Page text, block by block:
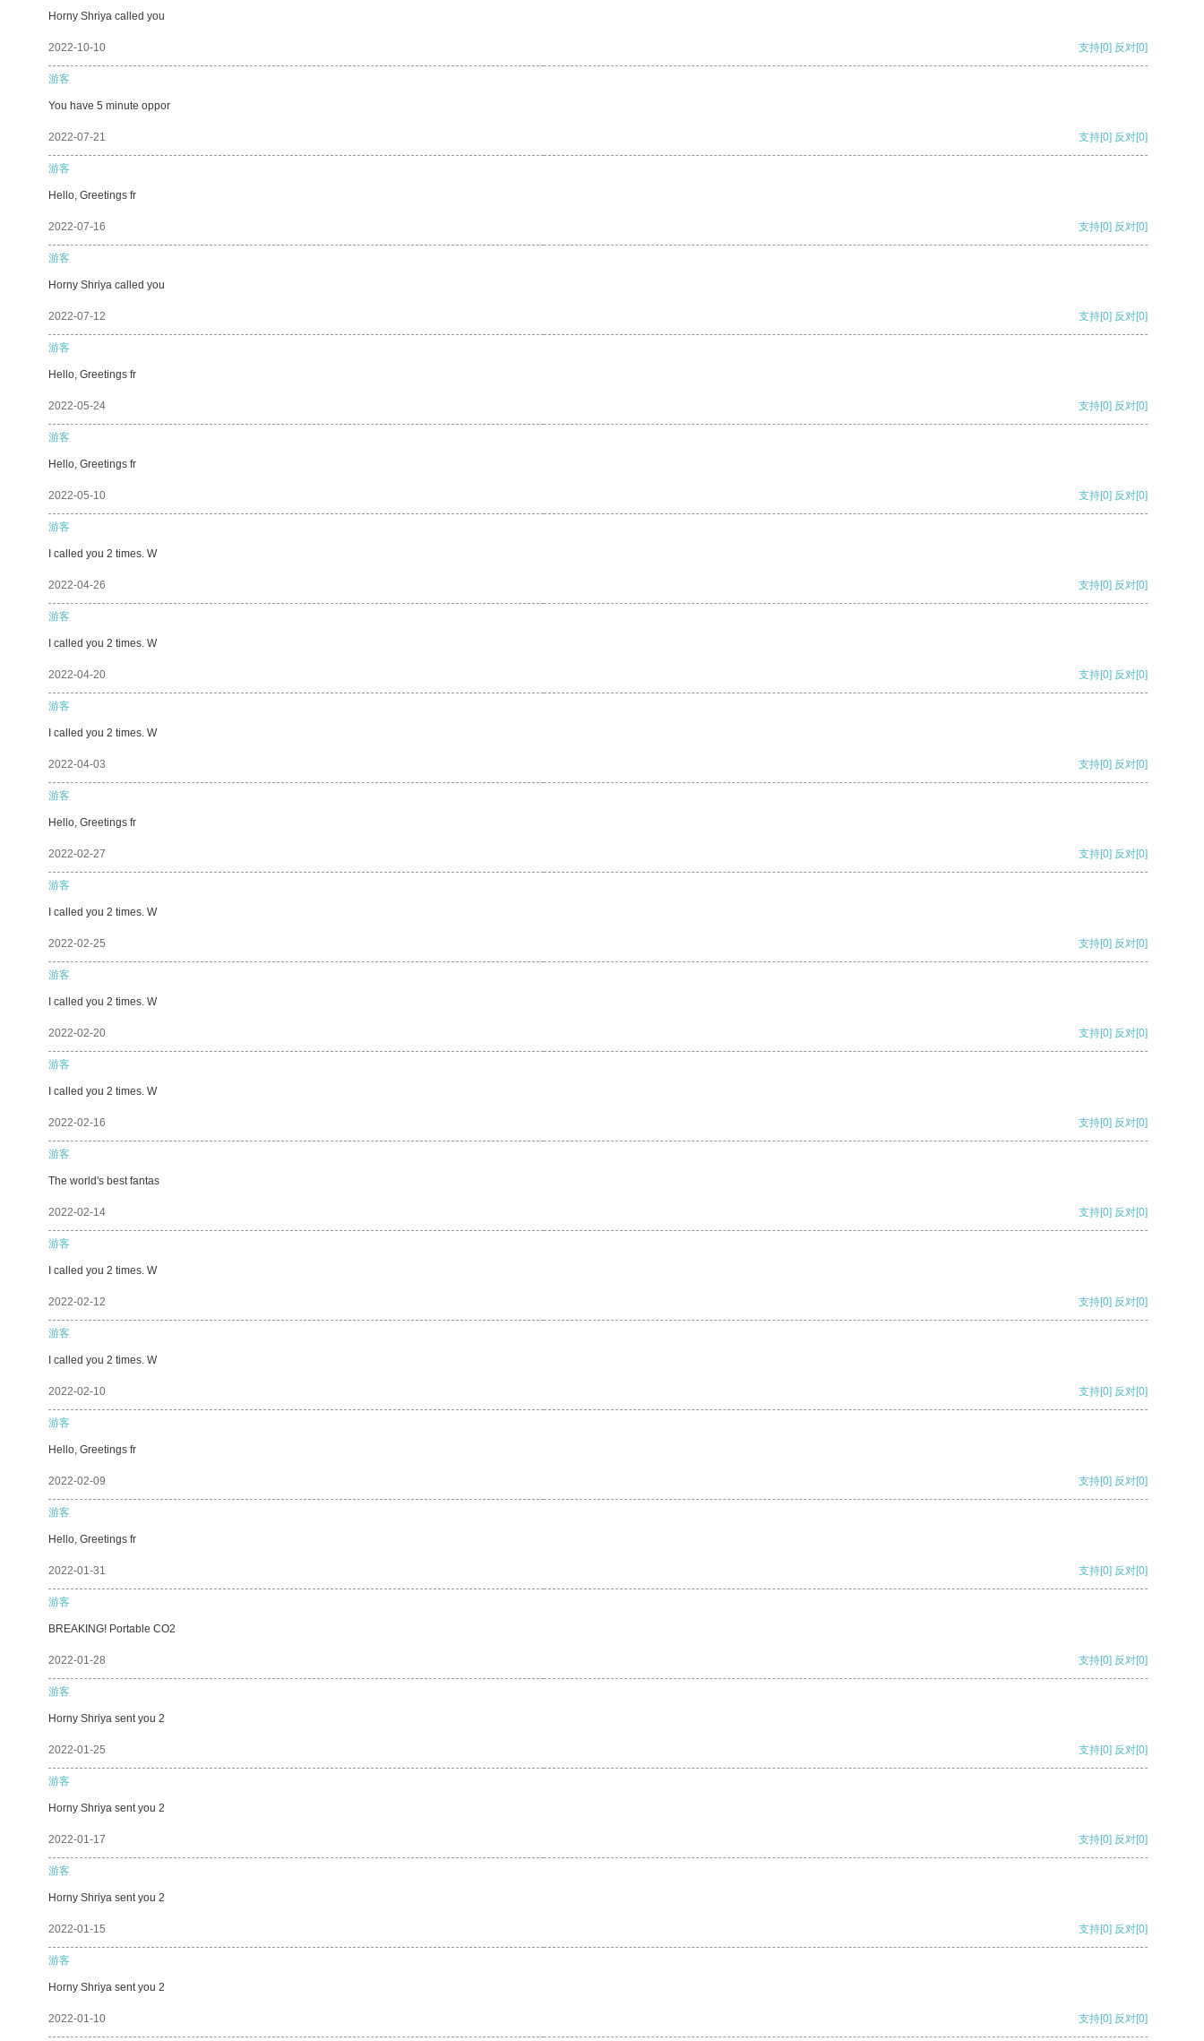
Horny Shriya called you
2022-10-10 支持[0] 反对[0]
游客
You have 5 minute oppor
2022-07-21 支持[0] 反对[0]
游客
Hello, Greetings fr
2022-07-16 支持[0] 反对[0]
游客
Horny Shriya called you
2022-07-12 支持[0] 反对[0]
游客
Hello, Greetings fr
2022-05-24 支持[0] 反对[0]
游客
Hello, Greetings fr
2022-05-10 支持[0] 反对[0]
游客
I called you 2 times. W
2022-04-26 支持[0] 反对[0]
游客
I called you 2 times. W
2022-04-20 支持[0] 反对[0]
游客
I called you 2 times. W
2022-04-03 支持[0] 反对[0]
游客
Hello, Greetings fr
2022-02-27 支持[0] 反对[0]
游客
I called you 2 times. W
2022-02-25 支持[0] 反对[0]
游客
I called you 2 times. W
2022-02-20 支持[0] 反对[0]
游客
I called you 2 times. W
2022-02-16 支持[0] 反对[0]
游客
The world's best fantas
2022-02-14 支持[0] 反对[0]
游客
I called you 2 times. W
2022-02-12 支持[0] 反对[0]
游客
I called you 2 times. W
2022-02-10 支持[0] 反对[0]
游客
Hello, Greetings fr
2022-02-09 支持[0] 反对[0]
游客
Hello, Greetings fr
2022-01-31 支持[0] 反对[0]
游客
BREAKING! Portable CO2
2022-01-28 支持[0] 反对[0]
游客
Horny Shriya sent you 2
2022-01-25 支持[0] 反对[0]
游客
Horny Shriya sent you 2
2022-01-17 支持[0] 反对[0]
游客
Horny Shriya sent you 2
2022-01-15 支持[0] 反对[0]
游客
Horny Shriya sent you 2
2022-01-10 支持[0] 反对[0]